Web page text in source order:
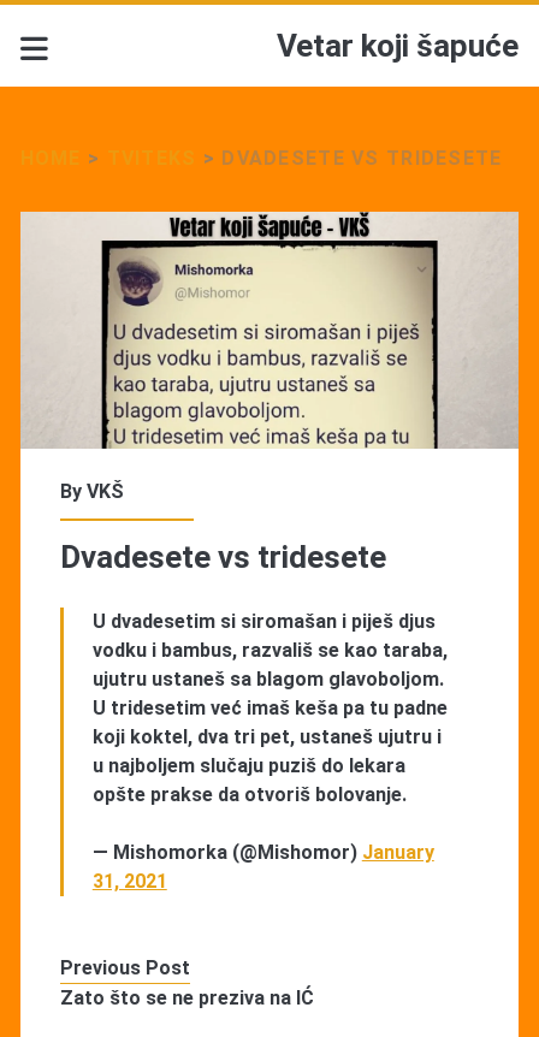
Vetar koji šapuće
> > DVADESETE VS TRIDESETE
By VKŠ
Dvadesete vs tridesete
U dvadesetim si siromašan i piješ djus
vodku i bambus, razvališ se kao taraba,
ujutru ustaneš sa blagom glavoboljom.
U tridesetim već imaš keša pa tu padne
koji koktel, dva tri pet, ustaneš ujutru i
u najboljem slučaju puziš do lekara
opšte prakse da otvoriš bolovanje.
— Mishomorka (@Mishomor) January
31, 2021
Previous Post
Zato što se ne preziva na IĆ